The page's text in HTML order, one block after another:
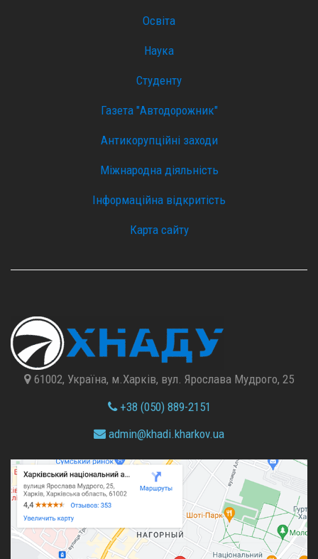
Освіта
Наука
Студенту
Газета "Автодорожник"
Антикорупційні заходи
Міжнародна діяльність
Інформаційна відкритість
Карта сайту
61002, Україна, м.Харків, вул. Ярослава Мудрого, 25
+38 (050) 889-2151
admin@khadi.kharkov.ua